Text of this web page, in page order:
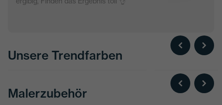
Unsere Trendfarben
Malerzubehör